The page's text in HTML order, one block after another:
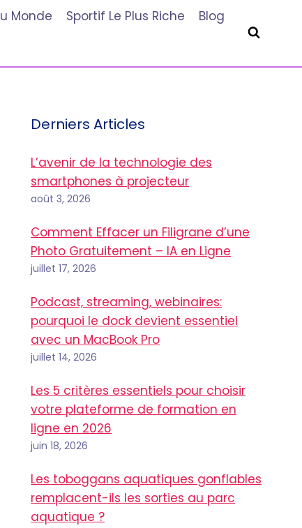
Monde Sportif Le Plus Riche
Blog
Derniers Articles
L’avenir de la technologie des
smartphones à projecteur
août 3, 2026
Comment Effacer un Filigrane d’une
Photo Gratuitement – IA en Ligne
juillet 17, 2026
Podcast, streaming, webinaires:
pourquoi le dock devient essentiel
avec un MacBook Pro
juillet 14, 2026
Les 5 critères essentiels pour choisir
votre plateforme de formation en
ligne en 2026
juin 18, 2026
Les toboggans aquatiques gonflables
remplacent-ils les sorties au parc
aquatique ?